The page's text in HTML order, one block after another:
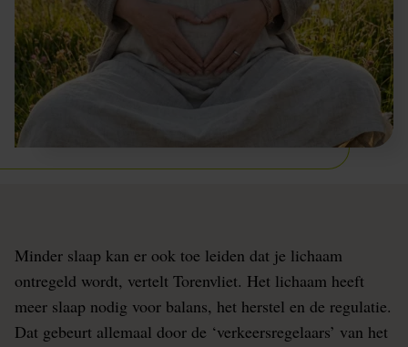
Minder slaap kan er ook toe leiden dat je lichaam
ontregeld wordt, vertelt Torenvliet. Het lichaam heeft
meer slaap nodig voor balans, het herstel en de regulatie.
Dat gebeurt allemaal door de ‘verkeersregelaars’ van het